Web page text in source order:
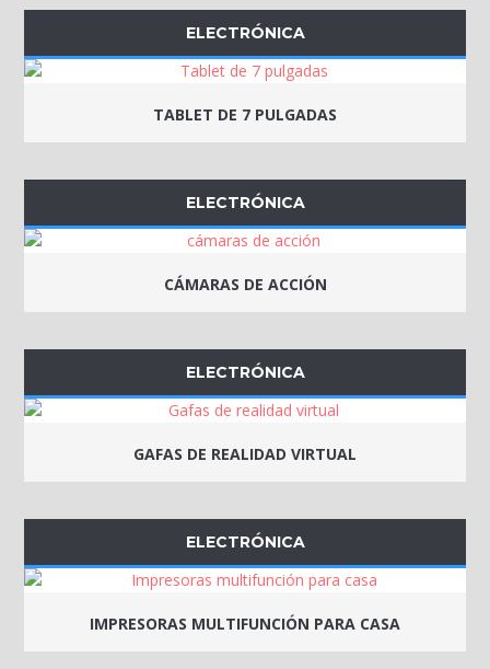
ELECTRÓNICA
TABLET DE 7 PULGADAS
ELECTRÓNICA
CÁMARAS DE ACCIÓN
ELECTRÓNICA
GAFAS DE REALIDAD VIRTUAL
ELECTRÓNICA
IMPRESORAS MULTIFUNCIÓN PARA CASA